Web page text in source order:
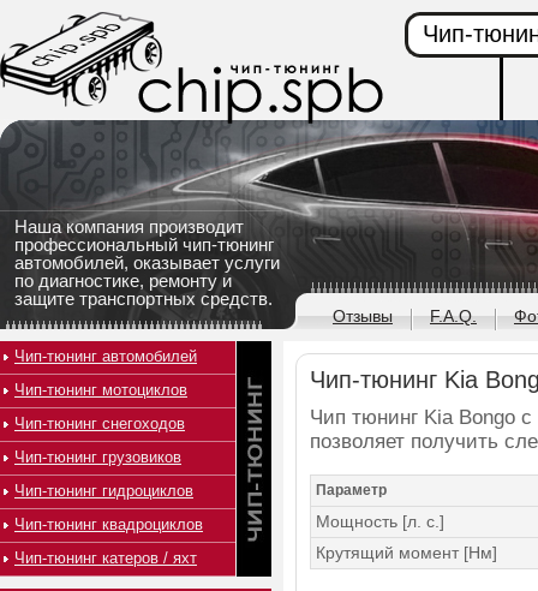
Наша компания производит
профессиональный чип-тюнинг
автомобилей, оказывает услуги
по диагностике, ремонту и
защите транспортных средств.
Чип-
Отзывы F.A.Q.
Чип-тюнинг Kia
Чип тюнинг Kia Bongo
позволяет получить
Параметр
Мощность [л. с.]
Крутящий момент [Нм]
Чип-тюнинг автомобилей
Чип-тюнинг мотоциклов
Чип-тюнинг снегоходов
Чип-тюнинг грузовиков
Чип-тюнинг гидроциклов
Чип-тюнинг квадроциклов
Чип-тюнинг катеров / яхт